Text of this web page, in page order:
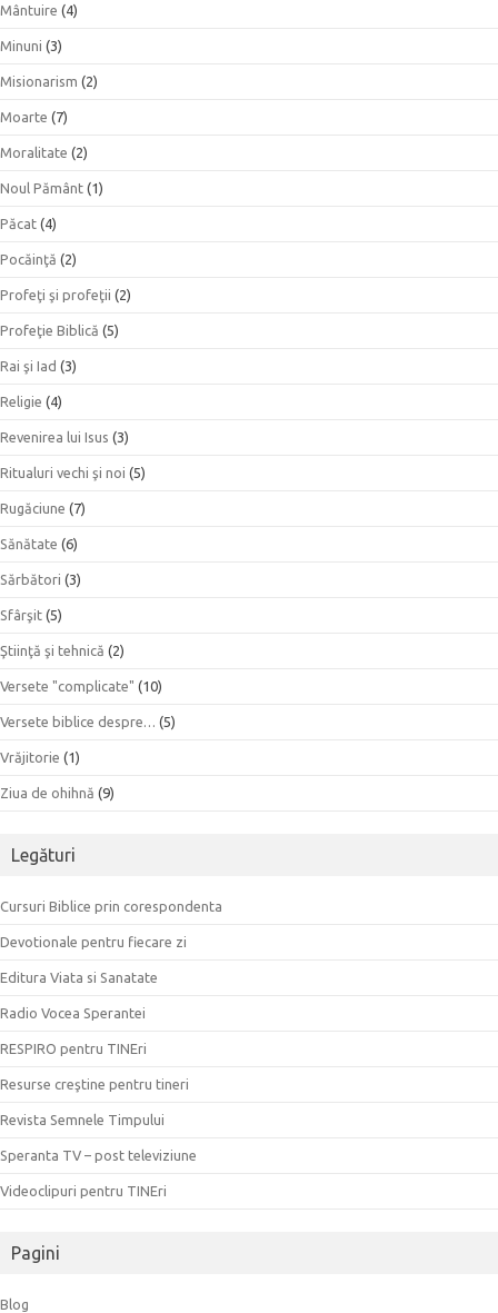
Mântuire (4)
Minuni (3)
Misionarism (2)
Moarte (7)
Moralitate (2)
Noul Pământ (1)
Păcat (4)
Pocăinţă (2)
Profeţi şi profeţii (2)
Profeţie Biblică (5)
Rai şi Iad (3)
Religie (4)
Revenirea lui Isus (3)
Ritualuri vechi şi noi (5)
Rugăciune (7)
Sănătate (6)
Sărbători (3)
Sfârşit (5)
Ştiinţă şi tehnică (2)
Versete "complicate" (10)
Versete biblice despre… (5)
Vrăjitorie (1)
Ziua de ohihnă (9)
Legături
Cursuri Biblice prin corespondenta
Devotionale pentru fiecare zi
Editura Viata si Sanatate
Radio Vocea Sperantei
RESPIRO pentru TINEri
Resurse creştine pentru tineri
Revista Semnele Timpului
Speranta TV – post televiziune
Videoclipuri pentru TINEri
Pagini
Blog